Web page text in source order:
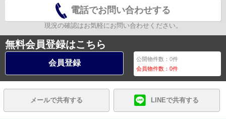
電話でお問い合わせする
現況の確認はお気軽にお問い合わせください。
無料会員登録はこちら
会員登録 公開物件数：0件
会員物件数：0件
メールで共有する LINEで共有する